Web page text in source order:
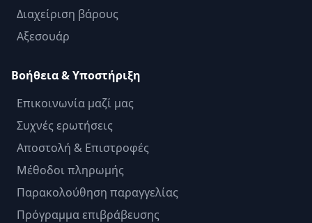
Διαχείριση βάρους
Αξεσουάρ
Βοήθεια & Υποστήριξη
Επικοινωνία μαζί μας
Συχνές ερωτήσεις
Αποστολή & Επιστροφές
Μέθοδοι πληρωμής
Παρακολούθηση παραγγελίας
Πρόγραμμα επιβράβευσης